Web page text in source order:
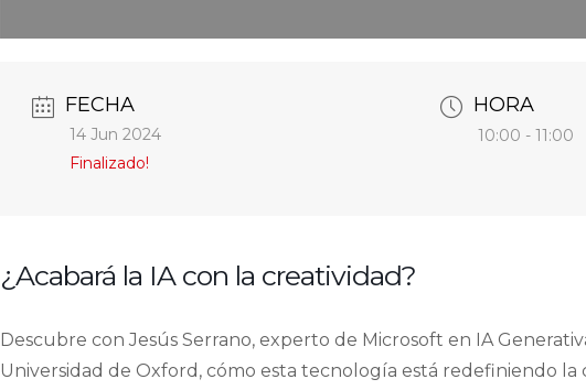
FECHA
14 Jun 2024
Finalizado!
HORA
10:00 - 11:00
¿Acabará la IA con la creatividad?
Descubre con Jesús Serrano, experto de Microsoft en IA
Universidad de Oxford, cómo esta tecnología está redefiniendo la